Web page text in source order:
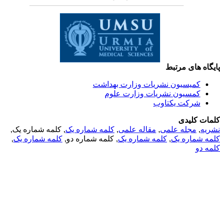
های مرتبط
کمیسیون نشریات وزارت بهداشت
کمسیون نشریات وزارت علوم
شرکت یکتاوب
کلیدی
,مجله علمی, مقاله علمی, کلمه شماره یک, کلمه شماره یک,
شماره یک,کلمه شماره یک, کلمه شماره دو,کلمه شماره یک,
دو